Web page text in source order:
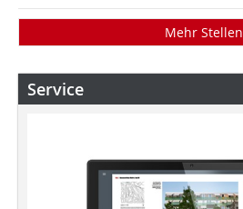
Mehr Stellen
Service